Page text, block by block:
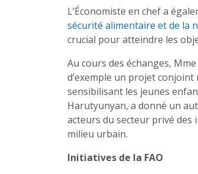
L’Économiste en chef a
sécurité alimentaire et de la
crucial pour atteindre les
Au cours des échanges,
d’exemple un projet
sensibilisant les jeunes
Harutyunyan, a donné un
acteurs du secteur privé
milieu urbain.
Initiatives de la FAO